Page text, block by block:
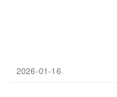
2026-01-16